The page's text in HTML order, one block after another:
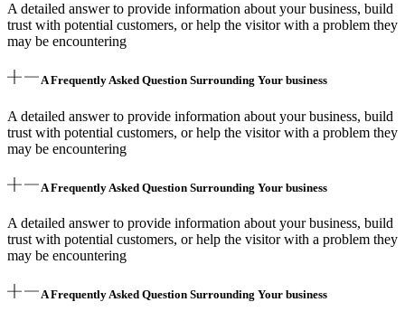
A detailed answer to provide information about your business, build
trust with potential customers, or help the visitor with a problem they
may be encountering
A Frequently Asked Question Surrounding Your business
A detailed answer to provide information about your business, build
trust with potential customers, or help the visitor with a problem they
may be encountering
A Frequently Asked Question Surrounding Your business
A detailed answer to provide information about your business, build
trust with potential customers, or help the visitor with a problem they
may be encountering
A Frequently Asked Question Surrounding Your business